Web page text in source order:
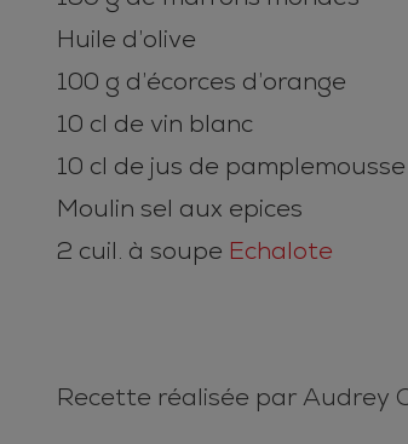
Huile d’olive
100 g d’écorces d’orange
10 cl de vin blanc
10 cl de jus de pamplemousse
Moulin sel aux epices
2 cuil. à soupe Echalote
Recette réalisée par Audrey